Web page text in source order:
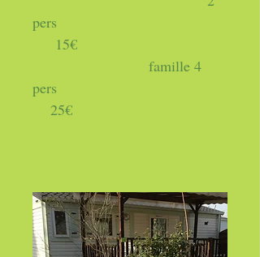
pers
15€
famille 4
pers
25€